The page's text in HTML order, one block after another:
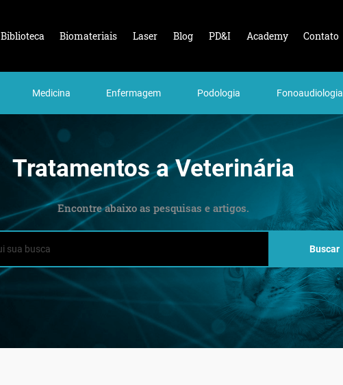
Biblioteca Biomateriais Laser Blog PD&I Academy Contato
Medicina Enfermagem Podologia Fonoaudiologia
Tratamentos a Veterinária
Encontre abaixo as pesquisas e artigos.